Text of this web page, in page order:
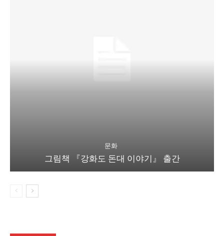
문화
그림책 『강화도 돈대 이야기』 출간